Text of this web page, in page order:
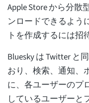
Apple Store から分散
ンロードできるよう
トを作成するには招
Bluesky は Twitter と
おり、検索、通知、
に、各ユーザーのプ
しているユーザーと